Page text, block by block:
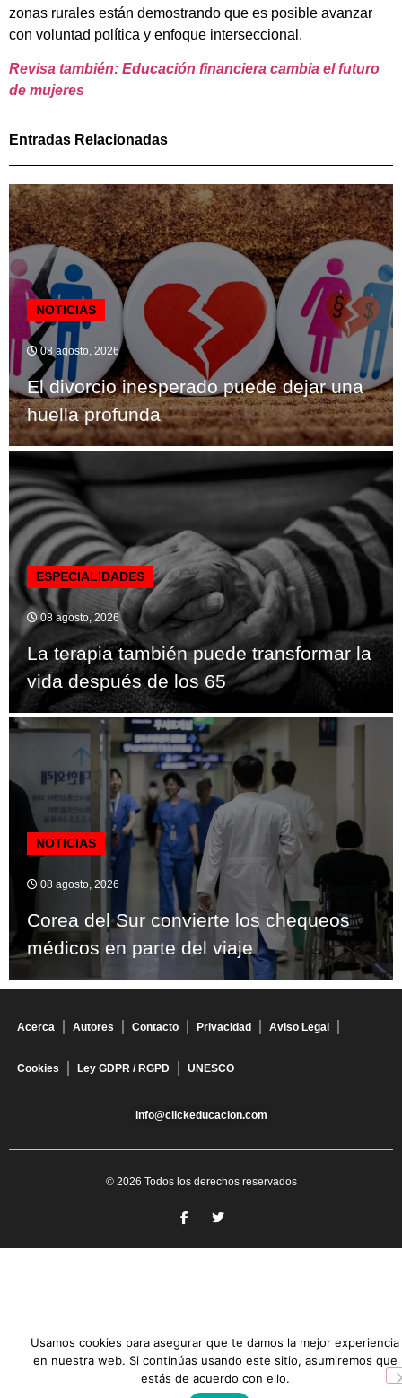
zonas rurales están demostrando que es posible avanzar
con voluntad política y enfoque interseccional.
Revisa también: Educación financiera cambia el futuro
de mujeres
Entradas Relacionadas
NOTICIAS
08 agosto, 2026
El divorcio inesperado puede dejar una
huella profunda
ESPECIALIDADES
08 agosto, 2026
La terapia también puede transformar la
vida después de los 65
NOTICIAS
08 agosto, 2026
Corea del Sur convierte los chequeos
médicos en parte del viaje
Acerca Autores Contacto Privacidad Aviso Legal
Cookies Ley GDPR / RGPD UNESCO
info@clickeducacion.com
© 2026 Todos los derechos reservados
Usamos cookies para asegurar que te damos la mejor experiencia
en nuestra web. Si continúas usando este sitio, asumiremos que
estás de acuerdo con ello.